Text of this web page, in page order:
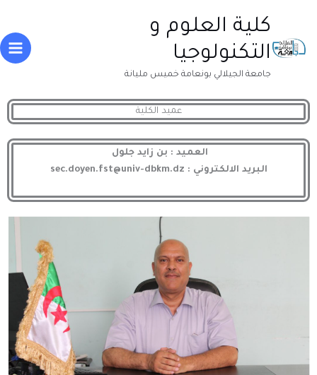
المحتوى
كلية العلوم و
التكنولوجيا
جامعة الجيلالي بونعامة خميس مليانة
عميد الكلية
العميد : بن زايد جلول
البريد الالكتروني : sec.doyen.fst@univ-dbkm.dz